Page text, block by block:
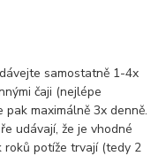
samostatně 1-4x
čaji (nejlépe
pak maximálně 3x denně.
udávají, že je vhodné
roků potíže trvají (tedy 2